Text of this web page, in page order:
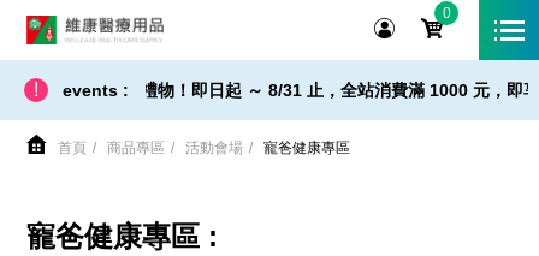
0
! events :
禮物！即日起 ～ 8/31 止，全站消費滿 1000 元，即享免運宅配到
首頁 商品專區 活動會場 寵爸健康專區
寵爸健康專區 :